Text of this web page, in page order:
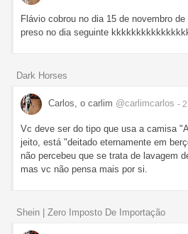
Flávio cobrou no dia 15 de novembro
preso no dia seguinte
Dark Horses
Carlos, o carlim @carlimcarlos -
Vc deve ser do tipo que usa a camisa
jeito, está "deitado eternamente em
não percebeu que se trata de lavagem
mas vc não pensa mais por si.
Shein | Zero Imposto De Importação